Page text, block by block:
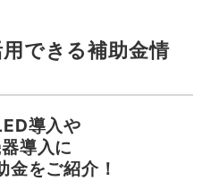
できる補助金情
導入や
導入に
金をご紹介！